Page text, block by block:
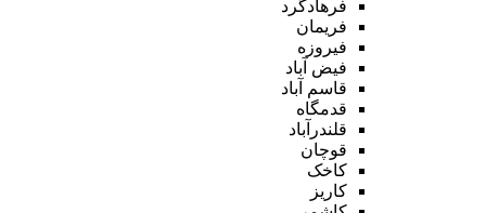
فرهادگرد
فریمان
فیروزه
فیض آباد
قاسم آباد
قدمگاه
قلندرآباد
قوچان
کاخک
کاریز